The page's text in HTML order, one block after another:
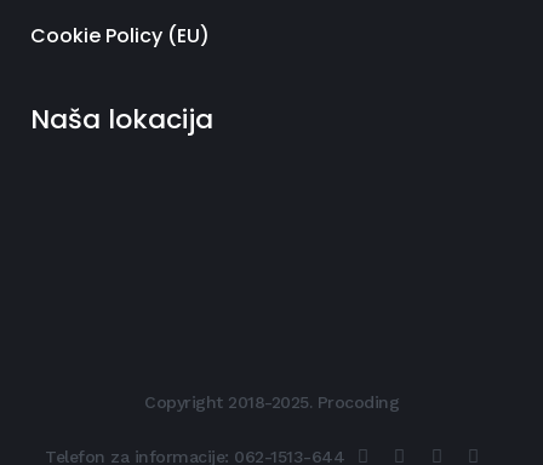
Cookie Policy (EU)
Naša lokacija
Copyright 2018-2025. Procoding
Telefon za informacije: 062-1513-644